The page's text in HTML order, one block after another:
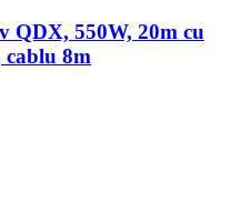
QDX, 550W, 20m cu
cablu 8m